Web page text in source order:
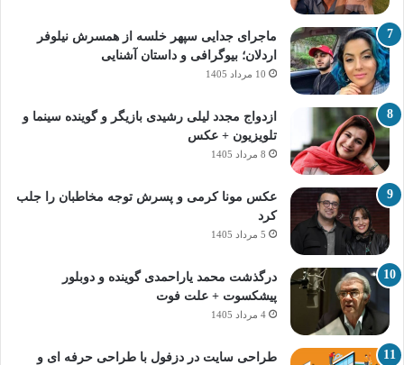
ماجرای جدایی سپهر خلسه از همسرش نیلوفر
اردلان؛ بیوگرافی و داستان آشنایی
10 مرداد 1405
ازدواج مجدد لیلی رشیدی بازیگر و گوینده سینما و
تلویزیون + عکس
8 مرداد 1405
عکس مونا کرمی و پسرش توجه مخاطبان را جلب
کرد
5 مرداد 1405
درگذشت محمد یاراحمدی گوینده و دوبلور
پیشکسوت + علت فوت
4 مرداد 1405
طراحی سایت در دزفول با طراحی حرفه‌ ای و